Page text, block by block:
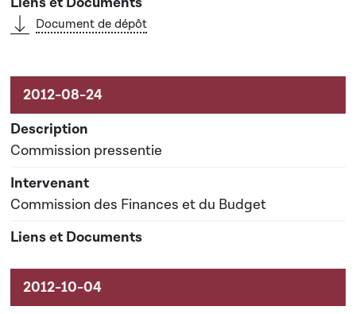
Document de dépôt
Commission pressentie
Commission des Finances et du Budget